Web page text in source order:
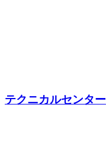
テクニカルセンター